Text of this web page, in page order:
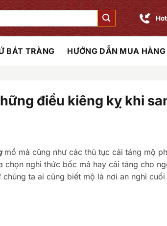
BÁT TRÀNG HƯỚNG DẪN MUA HÀNG
điều kiêng kỵ khi
mồ mả cũng như các thủ tục cải táng mộ
chọn nghi thức bốc mả hay cải táng cho
ta ai cũng biết mộ là nơi an nghỉ